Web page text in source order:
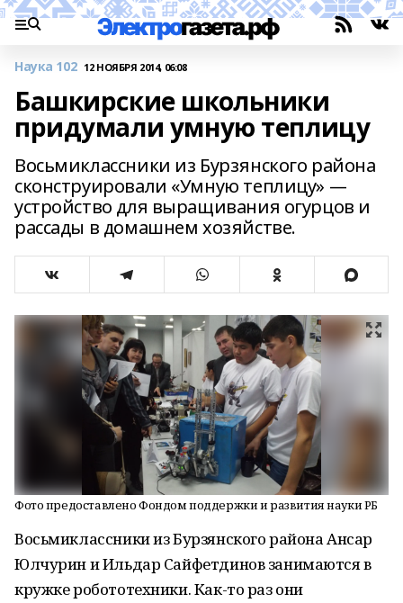
Наука 102 12 НОЯБРЯ 2014, 06:08
Башкирские школьники
придумали умную теплицу
Восьмиклассники из Бурзянского района
сконструировали «Умную теплицу» —
устройство для выращивания огурцов и
рассады в домашнем хозяйстве.
Фото предоставлено Фондом поддержки и развития науки РБ
Восьмиклассники из Бурзянского района Ансар
Юлчурин и Ильдар Сайфетдинов занимаются в
кружке робототехники. Как-то раз они